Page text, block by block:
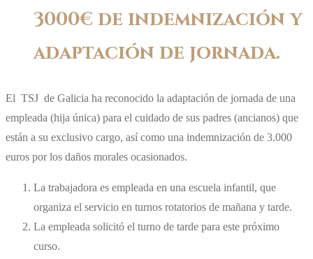
3000€ de indemnización y
adaptación de jornada.
El TSJ de Galicia ha reconocido la adaptación de jornada de una
empleada (hija única) para el cuidado de sus padres (ancianos) que
están a su exclusivo cargo, así como una indemnización de 3.000
euros por los daños morales ocasionados.
La trabajadora es empleada en una escuela infantil, que
organiza el servicio en turnos rotatorios de mañana y tarde.
La empleada solicitó el turno de tarde para este próximo
curso.